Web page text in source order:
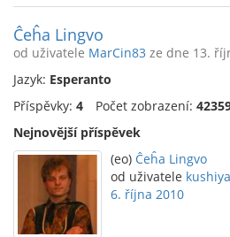
Ĉeĥa Lingvo
od uživatele MarCin83 ze dne 13.
Jazyk: Esperanto
Příspěvky: 4 Počet zobrazení:
Nejnovější příspěvek
(eo) Ĉeĥa Lingvo
od uživatele
6. října 2010